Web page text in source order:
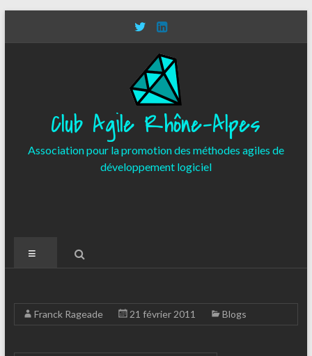
contenu
Club Agile Rhône-Alpes
Association pour la promotion des méthodes agiles de
développement logiciel
Menu
Franck Rageade 21 février 2011 Blogs